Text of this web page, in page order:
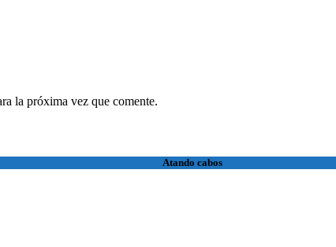
la próxima vez que comente.
Atando cabos